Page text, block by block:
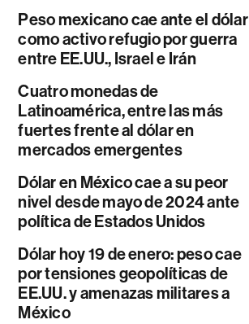
Peso mexicano cae ante el dólar
como activo refugio por guerra
entre EE.UU., Israel e Irán
Cuatro monedas de
Latinoamérica, entre las más
fuertes frente al dólar en
mercados emergentes
Dólar en México cae a su peor
nivel desde mayo de 2024 ante
política de Estados Unidos
Dólar hoy 19 de enero: peso cae
por tensiones geopolíticas de
EE.UU. y amenazas militares a
México